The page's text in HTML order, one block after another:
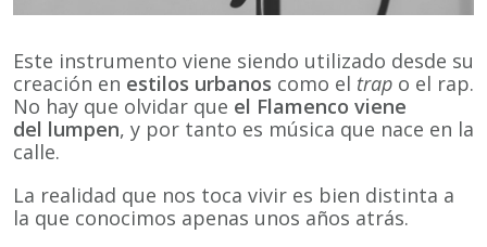
Este instrumento viene siendo utilizado desde su
creación en estilos urbanos como el trap o el rap.
No hay que olvidar que el Flamenco viene
del lumpen, y por tanto es música que nace en la
calle.
La realidad que nos toca vivir es bien distinta a
la que conocimos apenas unos años atrás.